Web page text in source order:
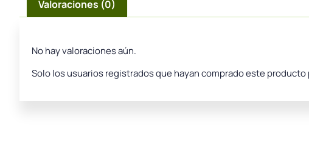
Valoraciones (0)
No hay valoraciones aún.
Solo los usuarios registrados que hayan comprado este